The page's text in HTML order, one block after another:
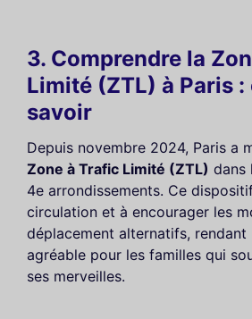
3. Comprendre la
Limité (ZTL) à Paris
savoir
Depuis novembre 2024, Paris a
Zone à Trafic Limité (ZTL) dans
4e arrondissements. Ce
circulation et à encourager les
déplacement alternatifs, rendant
agréable pour les familles qui
ses merveilles.